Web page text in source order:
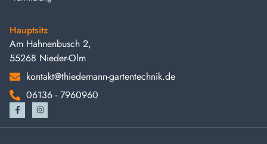
Hauptsitz
Am Hahnenbusch 2,
55268 Nieder-Olm
kontakt@thiedemann-gartentechnik.de
06136 - 7960960